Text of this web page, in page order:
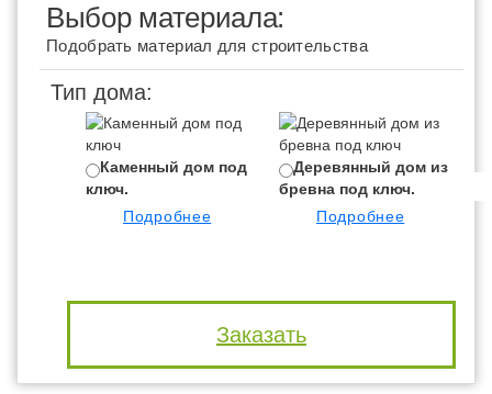
Выбор материала:
Подобрать материал для строительства
Тип дома:
Каменный дом под
ключ.
Подробнее
Деревянный дом из
бревна под ключ.
Подробнее
Заказать